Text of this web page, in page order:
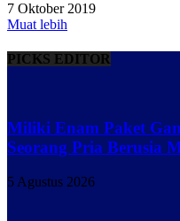
7 Oktober 2019
Muat lebih
PICKS EDITOR
Miliki Enam Paket
Seorang Pria Berusia
5 Agustus 2026